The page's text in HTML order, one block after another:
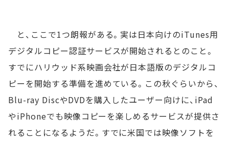
と、ここで1つ朗報がある。実は日本向けのiTunes用
デジタルコピー認証サービスが開始されるとのこと。
すでにハリウッド系映画会社が日本語版のデジタルコ
ピーを開始する準備を進めている。この秋ぐらいから、
Blu-ray DiscやDVDを購入したユーザー向けに、iPad
やiPhoneでも映像コピーを楽しめるサービスが提供さ
れることになるようだ。すでに米国では映像ソフトを